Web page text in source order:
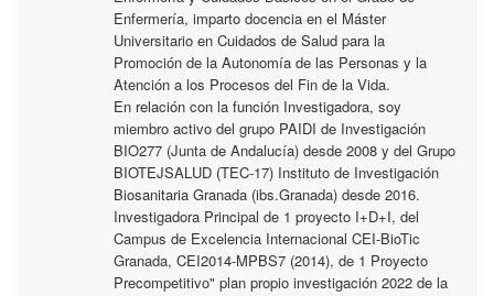
Enfermería, imparto docencia en el Máster
Universitario en Cuidados de Salud para la
Promoción de la Autonomía de las Personas y la
Atención a los Procesos del Fin de la Vida.
En relación con la función Investigadora, soy
miembro activo del grupo PAIDI de Investigación
BIO277 (Junta de Andalucía) desde 2008 y del Grupo
BIOTEJSALUD (TEC-17) Instituto de Investigación
Biosanitaria Granada (ibs.Granada) desde 2016.
Investigadora Principal de 1 proyecto I+D+I, del
Campus de Excelencia Internacional CEI-BioTic
Granada, CEI2014-MPBS7 (2014), de 1 Proyecto
Precompetitivo" plan propio investigación 2022 de la